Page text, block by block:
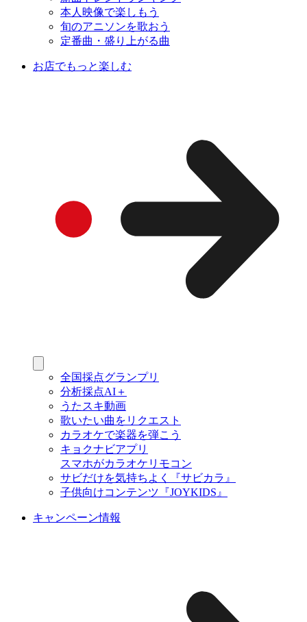
本人映像で楽しもう
旬のアニソンを歌おう
定番曲・盛り上がる曲
お店でもっと楽しむ
全国採点グランプリ
分析採点AI＋
うたスキ動画
歌いたい曲をリクエスト
カラオケで楽器を弾こう
キョクナビアプリ
スマホがカラオケリモコン
サビだけを気持ちよく『サビカラ』
子供向けコンテンツ『JOYKIDS』
キャンペーン情報